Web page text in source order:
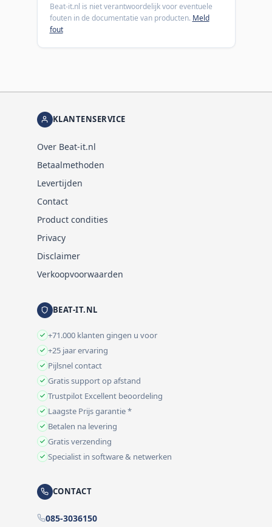
Beat-it.nl is niet verantwoordelijk voor eventuele
fouten in de documentatie van producten. Meld
fout
KLANTENSERVICE
Over Beat-it.nl
Betaalmethoden
Levertijden
Contact
Product condities
Privacy
Disclaimer
Verkoopvoorwaarden
BEAT-IT.NL
+71.000 klanten gingen u voor
+25 jaar ervaring
Pijlsnel contact
Gratis support op afstand
Trustpilot Excellent beoordeling
Laagste Prijs garantie *
Betalen na levering
Gratis verzending
Specialist in software & netwerken
CONTACT
085-3036150